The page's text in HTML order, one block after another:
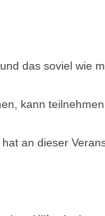
das soviel wie
kann teilnehmen.
an dieser